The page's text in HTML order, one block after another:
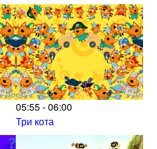
05:55 - 06:00
Три кота